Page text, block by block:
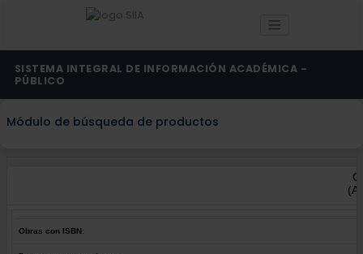
SISTEMA INTEGRAL DE INFORMACIÓN ACADÉMICA -
PÚBLICO
Módulo de búsqueda de productos
Obras con ISBN: